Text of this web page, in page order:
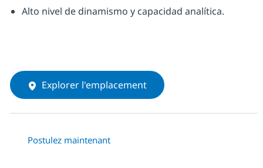
Alto nivel de dinamismo y capacidad analítica.
Explorer l'emplacement
Postulez maintenant